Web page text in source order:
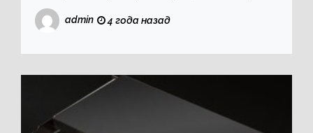
мелких компаний крупными
admin 4 года назад